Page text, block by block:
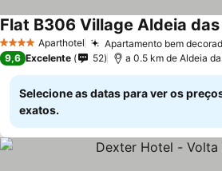
4 EstrelasAparthotel Apartamento bem
Flat B306 Village Aldeia
9,6 Excelente 52 a 0.5 km de Aldeia
Selecione as datas para ver os
exatos.